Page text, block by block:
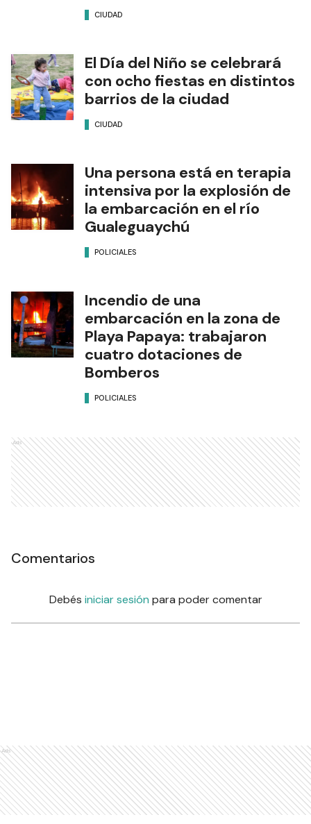
CIUDAD
El Día del Niño se celebrará
con ocho fiestas en distintos
barrios de la ciudad
CIUDAD
Una persona está en terapia
intensiva por la explosión de
la embarcación en el río
Gualeguaychú
POLICIALES
Incendio de una
embarcación en la zona de
Playa Papaya: trabajaron
cuatro dotaciones de
Bomberos
POLICIALES
Ads
Comentarios
Debés iniciar sesión para poder comentar
Ads